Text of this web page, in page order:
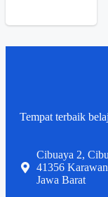
Tempat terbaik
Cibuaya 2,
41356
Jawa Barat